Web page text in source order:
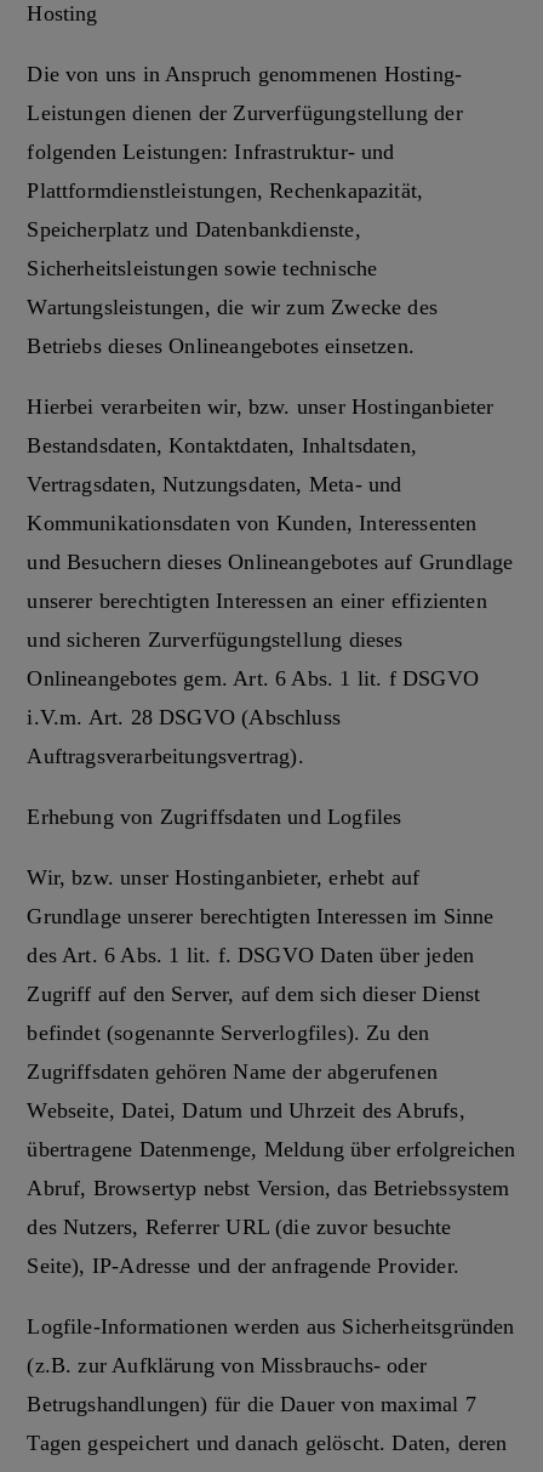
Hosting
Die von uns in Anspruch genommenen Hosting-
Leistungen dienen der Zurverfügungstellung der
folgenden Leistungen: Infrastruktur- und
Plattformdienstleistungen, Rechenkapazität,
Speicherplatz und Datenbankdienste,
Sicherheitsleistungen sowie technische
Wartungsleistungen, die wir zum Zwecke des
Betriebs dieses Onlineangebotes einsetzen.
Hierbei verarbeiten wir, bzw. unser Hostinganbieter
Bestandsdaten, Kontaktdaten, Inhaltsdaten,
Vertragsdaten, Nutzungsdaten, Meta- und
Kommunikationsdaten von Kunden, Interessenten
und Besuchern dieses Onlineangebotes auf Grundlage
unserer berechtigten Interessen an einer effizienten
und sicheren Zurverfügungstellung dieses
Onlineangebotes gem. Art. 6 Abs. 1 lit. f DSGVO
i.V.m. Art. 28 DSGVO (Abschluss
Auftragsverarbeitungsvertrag).
Erhebung von Zugriffsdaten und Logfiles
Wir, bzw. unser Hostinganbieter, erhebt auf
Grundlage unserer berechtigten Interessen im Sinne
des Art. 6 Abs. 1 lit. f. DSGVO Daten über jeden
Zugriff auf den Server, auf dem sich dieser Dienst
befindet (sogenannte Serverlogfiles). Zu den
Zugriffsdaten gehören Name der abgerufenen
Webseite, Datei, Datum und Uhrzeit des Abrufs,
übertragene Datenmenge, Meldung über erfolgreichen
Abruf, Browsertyp nebst Version, das Betriebssystem
des Nutzers, Referrer URL (die zuvor besuchte
Seite), IP-Adresse und der anfragende Provider.
Logfile-Informationen werden aus Sicherheitsgründen
(z.B. zur Aufklärung von Missbrauchs- oder
Betrugshandlungen) für die Dauer von maximal 7
Tagen gespeichert und danach gelöscht. Daten, deren